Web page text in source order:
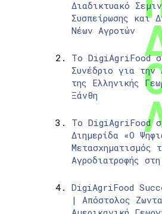
Διαδικτυακό
Συσπείρωσης και
Νέων Αγροτών
Το DigiAgriFood
Συνέδριο για την
της Ελληνικής
Ξάνθη
Το DigiAgriFood
Διημερίδα «Ο
Μετασχηματισμός
Αγροδιατροφής
DigiAgriFood
| Απόστολος